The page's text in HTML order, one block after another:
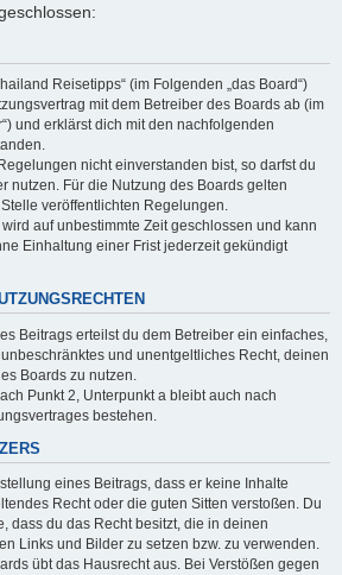
Reisetipps“ (im Folgenden „das Board“)
mit dem Betreiber des Boards ab (im
und erklärst dich mit den nachfolgenden
nicht einverstanden bist, so darfst du
nutzen. Für die Nutzung des Boards gelten
veröffentlichten Regelungen.
auf unbestimmte Zeit geschlossen und kann
Einhaltung einer Frist jederzeit gekündigt
Beitrags erteilst du dem Betreiber ein einfaches,
und unentgeltliches Recht, deinen
Boards zu nutzen.
Punkt 2, Unterpunkt a bleibt auch nach
bestehen.
eines Beitrags, dass er keine Inhalte
Recht oder die guten Sitten verstoßen. Du
dass du das Recht besitzt, die in deinen
Links und Bilder zu setzen bzw. zu verwenden.
übt das Hausrecht aus. Bei Verstößen gegen